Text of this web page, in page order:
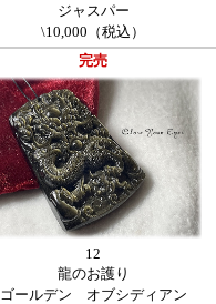
ジャスパー
\10,000（税込）
完売
12
龍のお護り
ゴールデン オブシディアン